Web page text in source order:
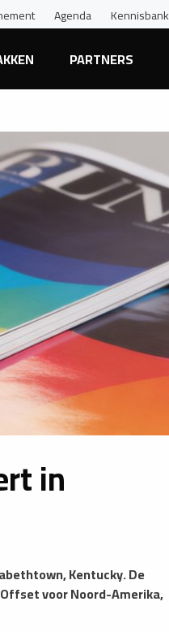
Agenda Kennisbank
PARTNERS
in
Kentucky. De
voor Noord-Amerika,